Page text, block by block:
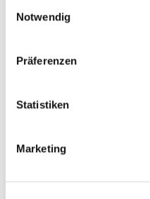
Notwendig
Präferenzen
Statistiken
Marketing
CB11511M